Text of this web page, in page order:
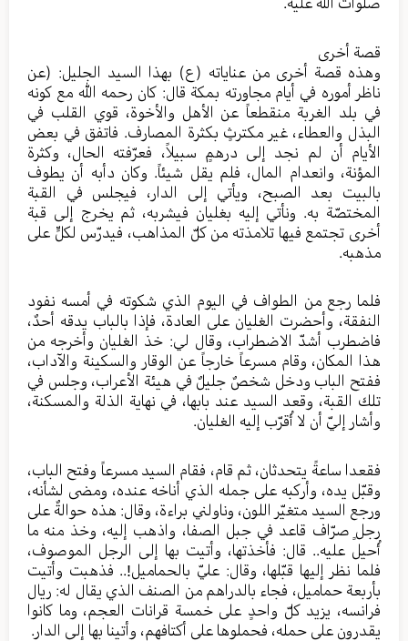
قصة أخرى
وهذه قصة أخرى من عناياته (ع) بهذا السيد الجليل: (عن
ناظر أموره في أيام مجاورته بمكة قال: كان رحمه الله مع كونه
في بلد الغربة منقطعاً عن الأهل والأخوة، قوي القلب في
البذل والعطاء، غير مكترثٍ بكثرة المصارف. فاتفق في بعض
الأيام أن لم نجد إلى درهمٍ سبيلاً، فعرّفته الحال، وكثرة
المؤنة، وانعدام المال، فلم يقل شيئاً. وكان دأبه أن يطوف
بالبيت بعد الصبح، ويأتي إلى الدار، فيجلس في القبة
المختصّة به. ونأتي إليه بغليان فيشربه، ثم يخرج إلى قبة
أخرى تجتمع فيها تلامذته من كلّ المذاهب، فيدرّس لكلٍّ على
مذهبه.
فلما رجع من الطواف في اليوم الذي شكوته في أمسه نفود
النفقة، وأحضرت الغليان على العادة، فإذا بالباب يدقه أحدٌ،
فاضطرب أشدّ الاضطراب، وقال لي: خذ الغليان وأخرجه من
هذا المكان، وقام مسرعاً خارجاً عن الوقار والسكينة والآداب،
ففتح الباب ودخل شخصٌ جليلٌ في هيئة الأعراب، وجلس في
تلك القبة، وقعد السيد عند بابها، في نهاية الذلة والمسكنة،
وأشار إليّ أن لا أُقرّب إليه الغليان.
فقعدا ساعةً يتحدثان، ثم قام، فقام السيد مسرعاً وفتح الباب،
وقبّل يده، وأركبه على جمله الذي أناخه عنده، ومضى لشأنه،
ورجع السيد متغيّر اللون، وناولني براءة، وقال: هذه حوالةٌ على
رجلٍ صرّاف قاعد في جبل الصفا، واذهب إليه، وخذ منه ما
أُحيل عليه.. قال: فأخذتها، وأتيت بها إلى الرجل الموصوف،
فلما نظر إليها قبّلها، وقال: عليّ بالحماميل!.. فذهبت وأتيت
بأربعة حماميل، فجاء بالدراهم من الصنف الذي يقال له: ريال
فرانسه، يزيد كلّ واحدٍ على خمسة قرانات العجم، وما كانوا
يقدرون على حمله، فحملوها على أكتافهم، وأتينا بها إلى الدار.